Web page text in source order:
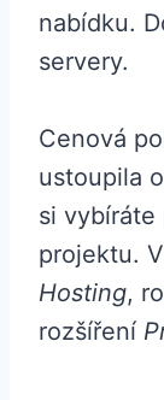
nabídku.
servery.
Cenová
ustoupila
si vybíráte
projektu.
Hosting,
rozšíření